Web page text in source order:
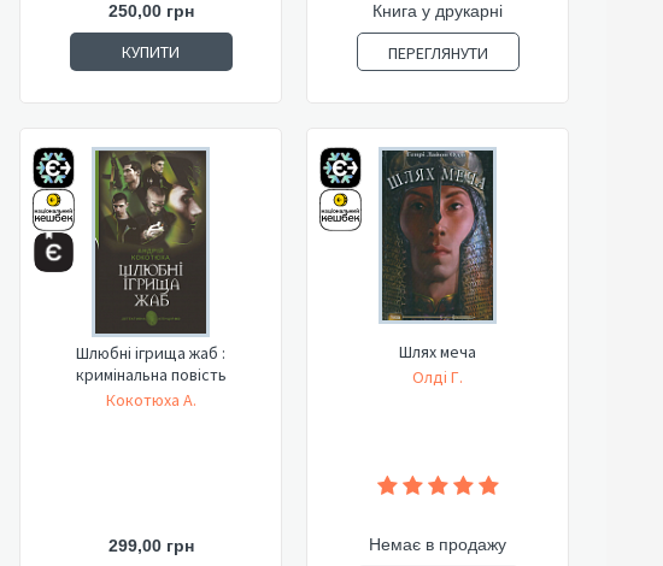
250,00 грн
КУПИТИ
Книга у друкарні
ПЕРЕГЛЯНУТИ
Шлюбні ігрища жаб :
кримінальна повість
Кокотюха А.
299,00 грн
Шлях меча
Олді Г.
Немає в продажу